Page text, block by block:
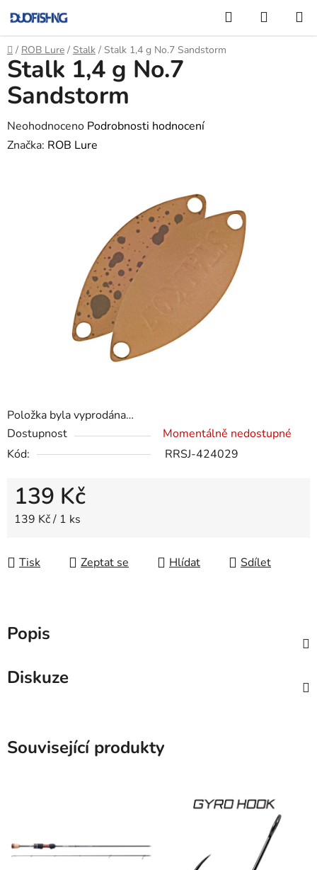
na
obsah
Hledat
KOŠÍK
Domů
/ ROB Lure / Stalk / Stalk 1,4 g No.7 Sandstorm
Položka byla vyprodána…
Dostupnost
Momentálně nedostupné
Kód:
RRSJ-424029
139 Kč
Měrná cena:
139 Kč / 1 ks
Tisk Zeptat se Hlídat Sdílet
Stalk 1,4 g No.7
Sandstorm
Průměrné
hodnocení
Neohodnoceno Podrobnosti hodnocení
Značka: ROB Lure
Popis
Diskuze
Související produkty